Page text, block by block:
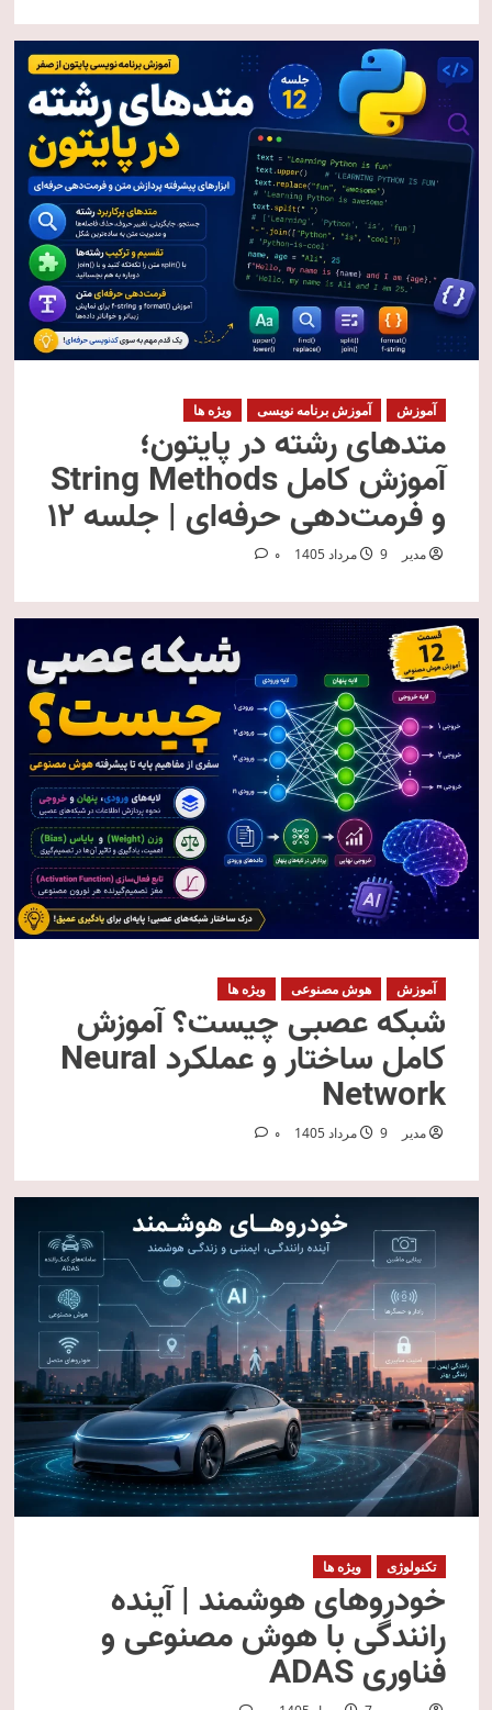
آموزش آموزش برنامه نویسی ویژه ها
متدهای رشته در پایتون؛
آموزش کامل String Methods
و فرمت‌دهی حرفه‌ای | جلسه ۱۲
مدیر 9 مرداد 1405 0
آموزش هوش مصنوعی ویژه ها
شبکه عصبی چیست؟ آموزش
کامل ساختار و عملکرد Neural
Network
مدیر 9 مرداد 1405 0
تکنولوژی ویژه ها
خودروهای هوشمند | آینده
رانندگی با هوش مصنوعی و
فناوری ADAS